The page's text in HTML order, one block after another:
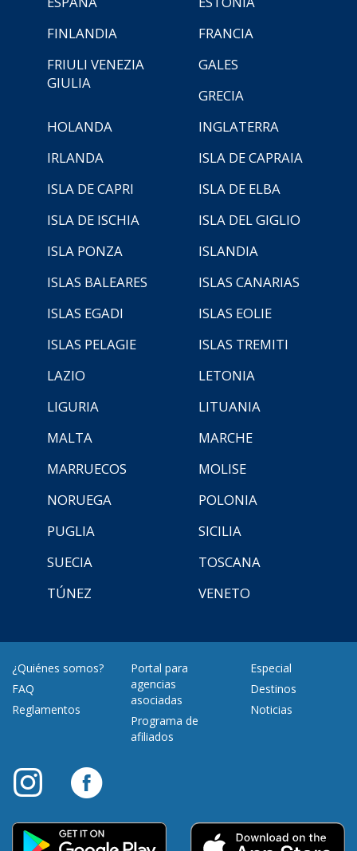
FINLANDIA
FRANCIA
FRIULI VENEZIA
GIULIA
GALES
GRECIA
HOLANDA
INGLATERRA
IRLANDA
ISLA DE CAPRAIA
ISLA DE CAPRI
ISLA DE ELBA
ISLA DE ISCHIA
ISLA DEL GIGLIO
ISLA PONZA
ISLANDIA
ISLAS BALEARES
ISLAS CANARIAS
ISLAS EGADI
ISLAS EOLIE
ISLAS PELAGIE
ISLAS TREMITI
LAZIO
LETONIA
LIGURIA
LITUANIA
MALTA
MARCHE
MARRUECOS
MOLISE
NORUEGA
POLONIA
PUGLIA
SICILIA
SUECIA
TOSCANA
TÚNEZ
VENETO
¿Quiénes somos?
FAQ
Reglamentos
Portal para
agencias
asociadas
Programa de
afiliados
Especial
Destinos
Noticias